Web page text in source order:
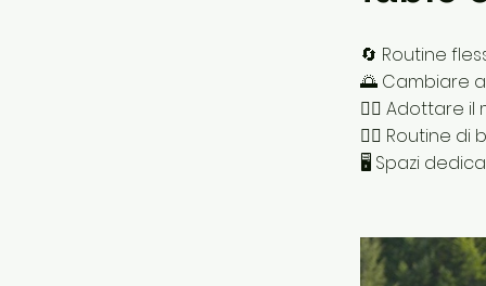
🔄 Routine
🌅 Cambiare
🧘‍♂️ Adottare
🚶‍♀️ Routine
🖥️ Spazi